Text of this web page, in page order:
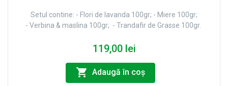
Setul contine: - Flori de lavanda 100gr; - Miere 100gr;
- Verbina & maslina 100gr; - Trandafir de Grasse 100gr.
119,00 lei
Adaugă în coş